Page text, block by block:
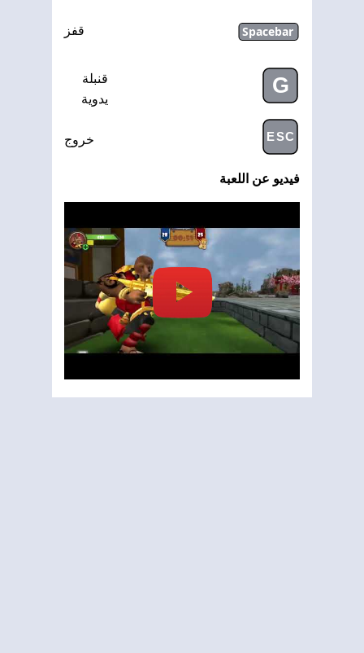
Spacebar قفز
G
قنبلة
يدوية
ESC خروج
فيديو عن اللعبة